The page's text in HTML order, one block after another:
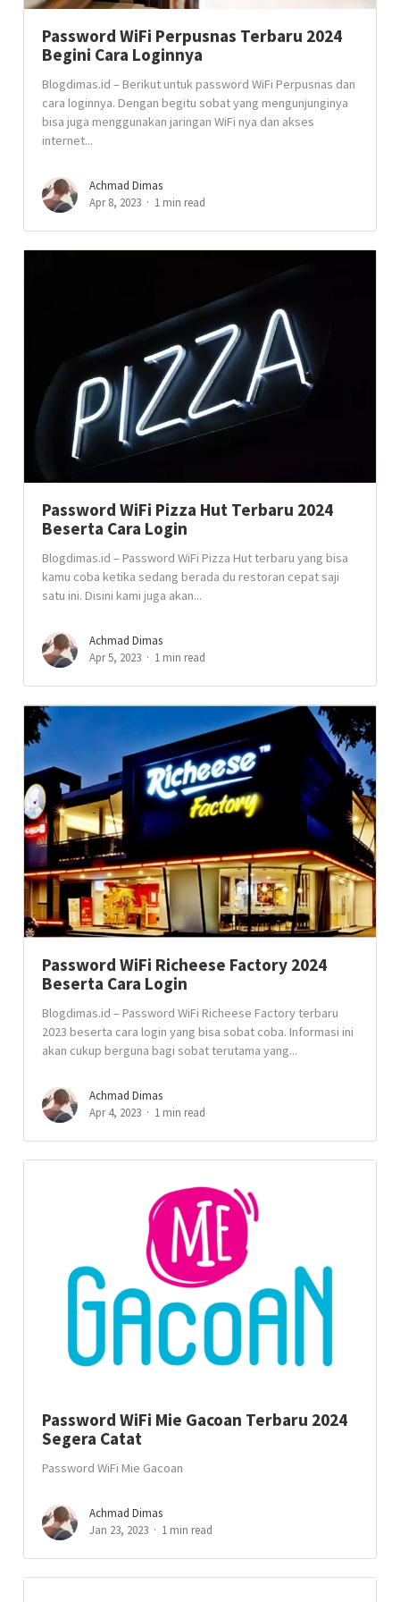
Password WiFi Perpusnas Terbaru 2024
Begini Cara Loginnya
Blogdimas.id – Berikut untuk password WiFi Perpusnas dan
cara loginnya. Dengan begitu sobat yang mengunjunginya
bisa juga menggunakan jaringan WiFi nya dan akses
internet...
Achmad Dimas
Apr 8, 2023
1 min read
Password WiFi Pizza Hut Terbaru 2024
Beserta Cara Login
Blogdimas.id – Password WiFi Pizza Hut terbaru yang bisa
kamu coba ketika sedang berada du restoran cepat saji
satu ini. Disini kami juga akan...
Achmad Dimas
Apr 5, 2023
1 min read
Password WiFi Richeese Factory 2024
Beserta Cara Login
Blogdimas.id – Password WiFi Richeese Factory terbaru
2023 beserta cara login yang bisa sobat coba. Informasi ini
akan cukup berguna bagi sobat terutama yang...
Achmad Dimas
Apr 4, 2023
1 min read
Password WiFi Mie Gacoan Terbaru 2024
Segera Catat
Password WiFi Mie Gacoan
Achmad Dimas
Jan 23, 2023
1 min read